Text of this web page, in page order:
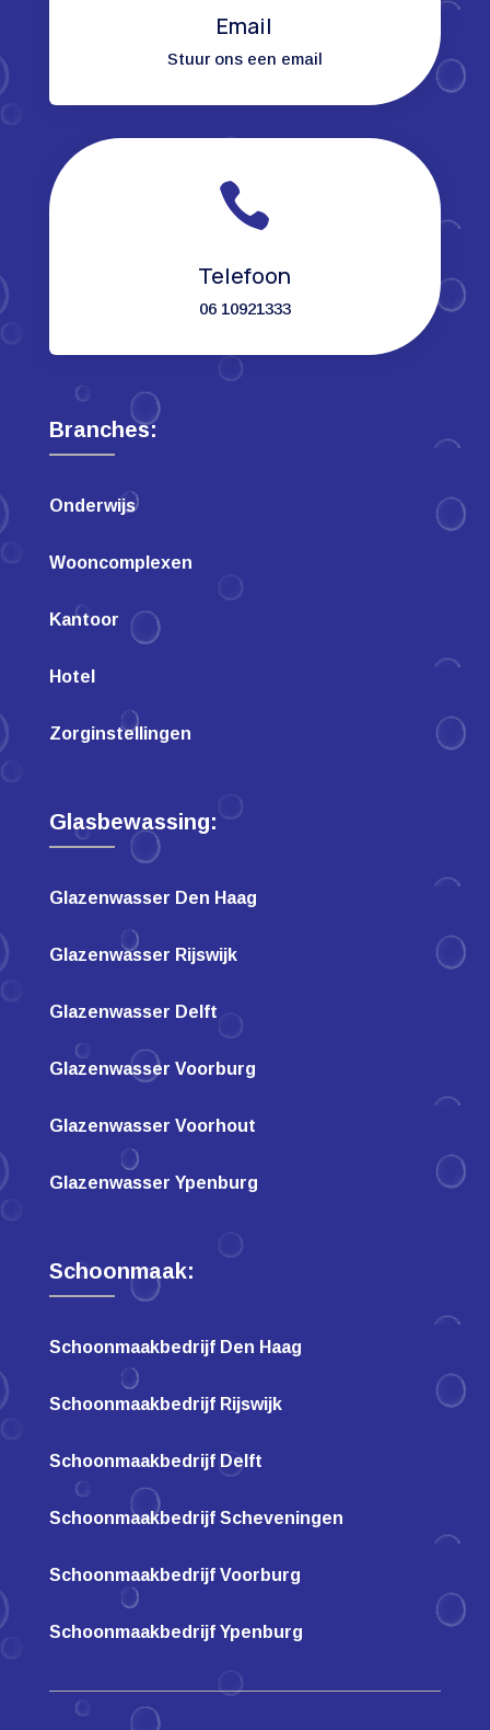
Email
Stuur ons een email

Telefoon
06 10921333
Branches:
Onderwijs
Wooncomplexen
Kantoor
Hotel
Zorginstellingen
Glasbewassing:
Glazenwasser Den Haag
Glazenwasser Rijswijk
Glazenwasser Delft
Glazenwasser Voorburg
Glazenwasser Voorhout
Glazenwasser Ypenburg
Schoonmaak:
Schoonmaakbedrijf Den Haag
Schoonmaakbedrijf Rijswijk
Schoonmaakbedrijf Delft
Schoonmaakbedrijf Scheveningen
Schoonmaakbedrijf Voorburg
Schoonmaakbedrijf Ypenburg